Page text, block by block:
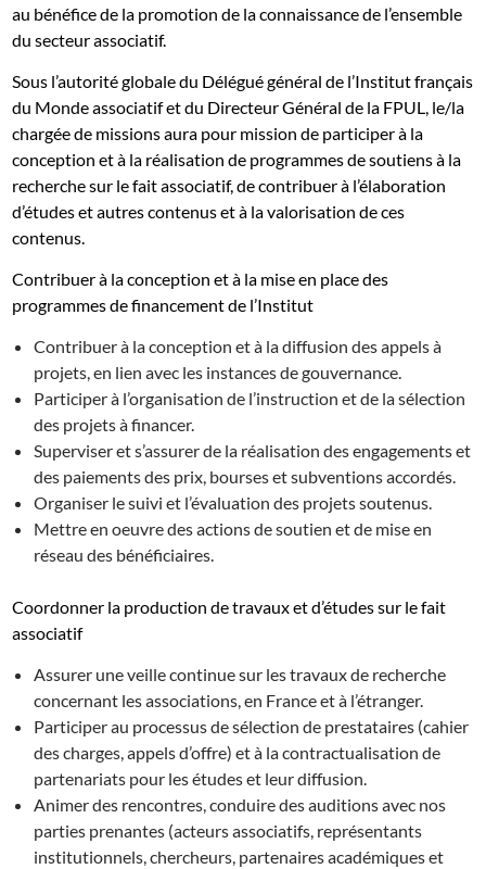
au bénéfice de la promotion de la connaissance de l’ensemble
du secteur associatif.
Sous l’autorité globale du Délégué général de l’Institut français
du Monde associatif et du Directeur Général de la FPUL, le/la
chargée de missions aura pour mission de participer à la
conception et à la réalisation de programmes de soutiens à la
recherche sur le fait associatif, de contribuer à l’élaboration
d’études et autres contenus et à la valorisation de ces
contenus.
Contribuer à la conception et à la mise en place des
programmes de financement de l’Institut
Contribuer à la conception et à la diffusion des appels à
projets, en lien avec les instances de gouvernance.
Participer à l’organisation de l’instruction et de la sélection
des projets à financer.
Superviser et s’assurer de la réalisation des engagements et
des paiements des prix, bourses et subventions accordés.
Organiser le suivi et l’évaluation des projets soutenus.
Mettre en oeuvre des actions de soutien et de mise en
réseau des bénéficiaires.
Coordonner la production de travaux et d’études sur le fait
associatif
Assurer une veille continue sur les travaux de recherche
concernant les associations, en France et à l’étranger.
Participer au processus de sélection de prestataires (cahier
des charges, appels d’offre) et à la contractualisation de
partenariats pour les études et leur diffusion.
Animer des rencontres, conduire des auditions avec nos
parties prenantes (acteurs associatifs, représentants
institutionnels, chercheurs, partenaires académiques et